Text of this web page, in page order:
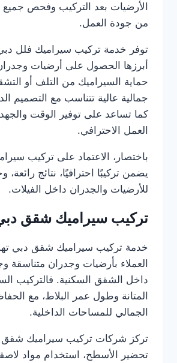
الأرضيات بعد التركيب وفحص جميع
من جودة العمل.
توفر خدمة تركيب سيراميك فلل دبي
أبرزها الحصول على أرضيات
حماية السيراميك من التلف أو
جمالية عالية تتناسب مع التصميم
كما تساعد على توفير الوقت
العمل الاحترافي.
باختصار، الاعتماد على تركيب
يضمن تركيبًا احترافيًا، نتائج رائعة،
للأرضيات والجدران داخل الفيلات.
تركيب سيراميك شقق
خدمة تركيب سيراميك شقق دبي
العملاء بأرضيات وجدران متناسقة
داخل الشقق السكنية. فالتركيب
المتانة وطول عمر البلاط، مع
الجمالي للمساحات الداخلية.
تركز شركات تركيب سيراميك
تحضير الأسطح، استخدام مواد